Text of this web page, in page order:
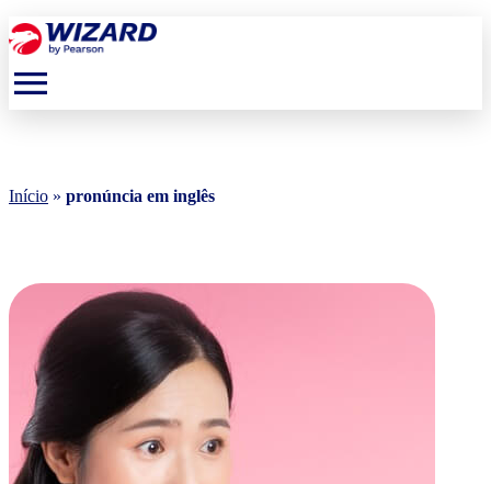
menu
Início » pronúncia em inglês